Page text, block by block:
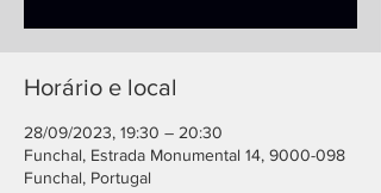
Horário e local
28/09/2023, 19:30 – 20:30
Funchal, Estrada Monumental 14, 9000-098
Funchal, Portugal